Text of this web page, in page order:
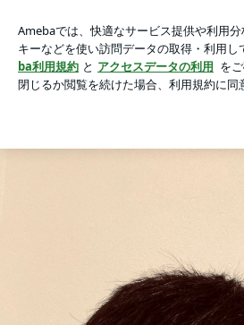
ます！の画像 3枚中2枚目